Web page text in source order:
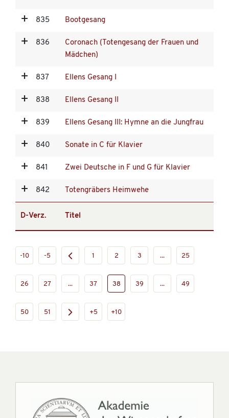
835 Bootgesang
836
Coronach (Totengesang der Frauen und
Mädchen)
837 Ellens Gesang I
838 Ellens Gesang II
839 Ellens Gesang III: Hymne an die Jungfrau
840 Sonate in C für Klavier
841 Zwei Deutsche in F und G für Klavier
842 Totengräbers Heimwehe
D-Verz. Titel
-10 -5 1 2 3 ... 25
26 27 ... 37 38 39 ... 49
50 51 +5 +10